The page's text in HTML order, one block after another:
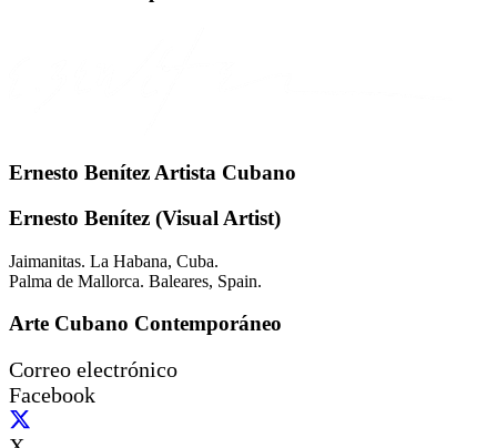
Ernesto Benítez Artista Cubano
Ernesto Benítez (Visual Artist)
Jaimanitas. La Habana, Cuba.
Palma de Mallorca. Baleares, Spain.
Arte Cubano Contemporáneo
Correo electrónico
Facebook